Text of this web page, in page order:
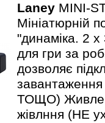
Laney MINI-
Мініатюрній
"динаміка. 2
для гри за
дозволяє
завантаження
ТОЩО)
жівлння (НЕ